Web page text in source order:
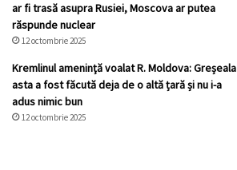
ar fi trasă asupra Rusiei, Moscova ar putea
răspunde nuclear
12 octombrie 2025
Kremlinul ameninţă voalat R. Moldova: Greșeala
asta a fost făcută deja de o altă țară și nu i-a
adus nimic bun
12 octombrie 2025